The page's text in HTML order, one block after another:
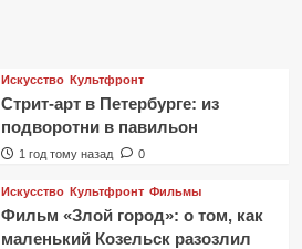
Искусство Культфронт
Стрит-арт в Петербурге: из
подворотни в павильон
1 год тому назад 0
Искусство Культфронт Фильмы
Фильм «Злой город»: о том, как
маленький Козельск разозлил